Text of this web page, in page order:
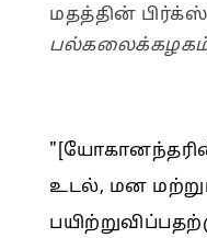
மதத்தின் பிர்க்ஸ்
உடல், மன